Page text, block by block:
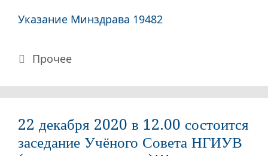
Указание Минздрава 19482
Рубрики
Прочее
22 декабря 2020 в 12.00 состоится
заседание Учёного Совета НГИУВ